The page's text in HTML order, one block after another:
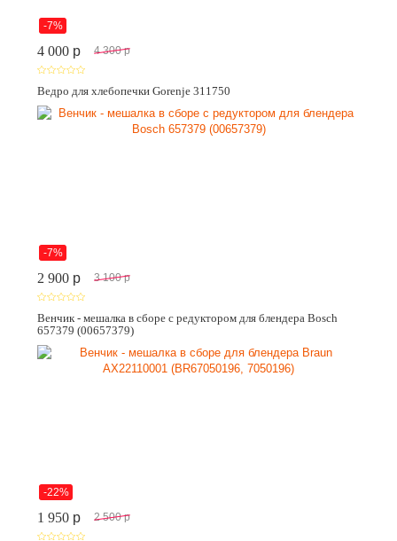
-7%
4 000 p 4 300 p
Ведро для хлебопечки Gorenje 311750
-7%
2 900 p 3 100 p
Венчик - мешалка в сборе с редуктором для блендера Bosch
657379 (00657379)
-22%
1 950 p 2 500 p